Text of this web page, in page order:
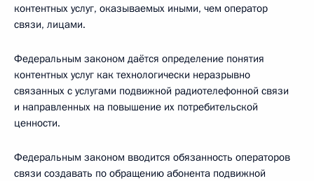
контентных услуг, оказываемых иными, чем оператор
связи, лицами.
Федеральным законом даётся определение понятия
контентных услуг как технологически неразрывно
связанных с услугами подвижной радиотелефонной связи
и направленных на повышение их потребительской
ценности.
Федеральным законом вводится обязанность операторов
связи создавать по обращению абонента подвижной